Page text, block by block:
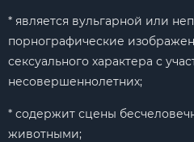
* является вульгарной или
порнографические
сексуального характера с
несовершеннолетних;
* содержит сцены
животными;